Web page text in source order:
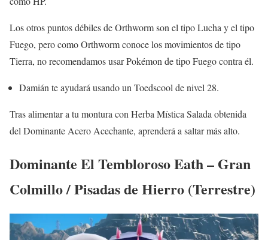
Los otros puntos débiles de Orthworm son el tipo Lucha y el tipo
Fuego, pero como Orthworm conoce los movimientos de tipo
Tierra, no recomendamos usar Pokémon de tipo Fuego contra él.
Damián te ayudará usando un Toedscool de nivel 28.
Tras alimentar a tu montura con Herba Mística Salada obtenida
del Dominante Acero Acechante, aprenderá a saltar más alto.
Dominante El Tembloroso Eath – Gran
Colmillo / Pisadas de Hierro (Terrestre)